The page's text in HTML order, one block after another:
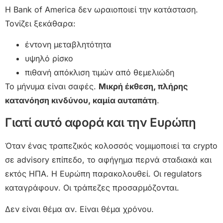
Η Bank of America δεν ωραιοποιεί την κατάσταση.
Τονίζει ξεκάθαρα:
έντονη μεταβλητότητα
υψηλό ρίσκο
πιθανή απόκλιση τιμών από θεμελιώδη
Το μήνυμα είναι σαφές. Μικρή έκθεση, πλήρης
κατανόηση κινδύνου, καμία αυταπάτη.
Γιατί αυτό αφορά και την Ευρώπη
Όταν ένας τραπεζικός κολοσσός νομιμοποιεί τα crypto
σε advisory επίπεδο, το αφήγημα περνά σταδιακά και
εκτός ΗΠΑ. Η Ευρώπη παρακολουθεί. Οι regulators
καταγράφουν. Οι τράπεζες προσαρμόζονται.
Δεν είναι θέμα αν. Είναι θέμα χρόνου.